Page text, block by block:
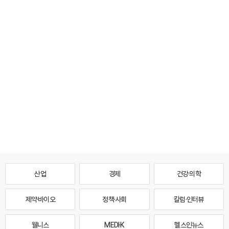
산업 경제 건강·의학
제약·바이오 정책·사회 칼럼·인터뷰
웰니스 MEDI·K 헬스인뉴스